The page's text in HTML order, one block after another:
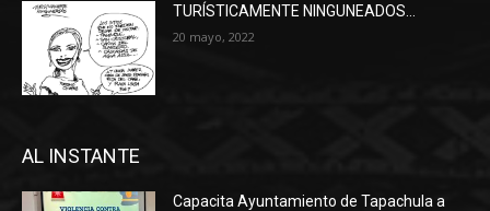
TURÍSTICAMENTE NINGUNEADOS…
20 mayo, 2022
AL INSTANTE
Capacita Ayuntamiento de Tapachula a